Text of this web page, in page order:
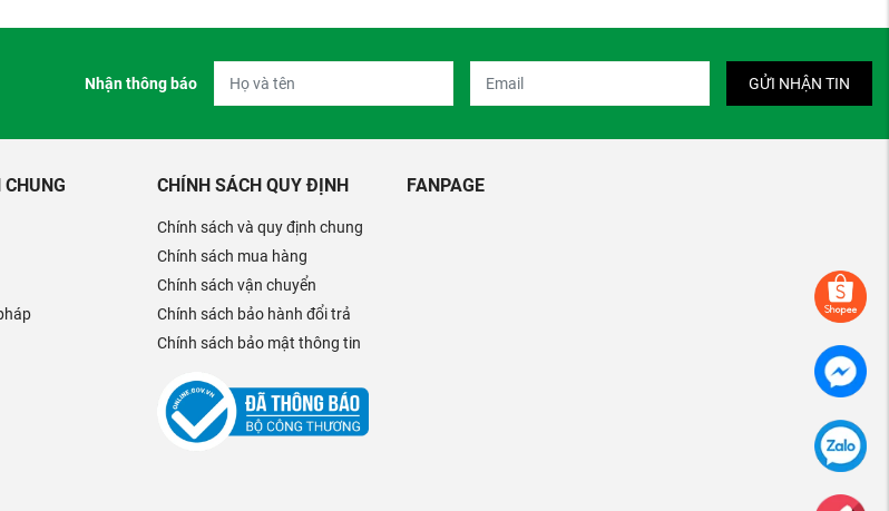
Nhận thông báo GỬI NHẬN TIN
CHÍNH SÁCH QUY ĐỊNH
Chính sách và quy định chung
Chính sách mua hàng
Chính sách vận chuyển
Chính sách bảo hành đổi trả
Chính sách bảo mật thông tin
FANPAGE